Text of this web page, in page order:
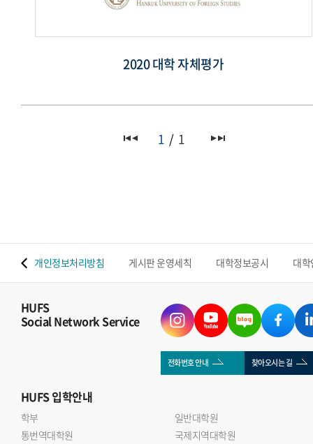
2020 대학 자체평가
1 1
개인정보처리방침 게시판 운영세칙 대학정보공시 대
HUFS
Social Network Service
전화번호 안내 찾아오시는 길
HUFS입학안내
학부
일반대학원
통번역대학원
국제지역대학원